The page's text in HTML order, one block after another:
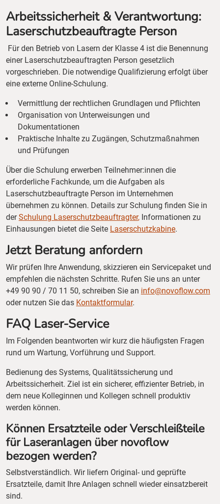
Arbeitssicherheit & Verantwortung:
Laserschutzbeauftragte Person
Für den Betrieb von Lasern der Klasse 4 ist die Benennung
einer Laserschutzbeauftragten Person gesetzlich
vorgeschrieben. Die notwendige Qualifizierung erfolgt über
eine externe Online-Schulung.
Vermittlung der rechtlichen Grundlagen und Pflichten
Organisation von Unterweisungen und
Dokumentationen
Praktische Inhalte zu Zugängen, Schutzmaßnahmen
und Prüfungen
Über die Schulung erwerben Teilnehmer:innen die
erforderliche Fachkunde, um die Aufgaben als
Laserschutzbeauftragte Person im Unternehmen
übernehmen zu können. Details zur Schulung finden Sie in
derSchulung Laserschutzbeauftragter, Informationen zu
Einhausungen bietet die Seite Laserschutzkabine.
Jetzt Beratung anfordern
Wir prüfen Ihre Anwendung, skizzieren ein Servicepaket und
empfehlen die nächsten Schritte. Rufen Sie uns an unter
+49 90 90 / 70 11 50, schreiben Sie an info@novoflow.com
oder nutzen Sie das Kontaktformular.
FAQ Laser-Service
Im Folgenden beantworten wir kurz die häufigsten Fragen
rund um Wartung, Vorführung und Support.
Bedienung des Systems, Qualitätssicherung und
Arbeitssicherheit. Ziel ist ein sicherer, effizienter Betrieb, in
dem neue Kolleginnen und Kollegen schnell produktiv
werden können.
Können Ersatzteile oder Verschleißteile
für Laseranlagen über novoflow
bezogen werden?
Selbstverständlich. Wir liefern Original- und geprüfte
Ersatzteile, damit Ihre Anlagen schnell wieder einsatzbereit
sind.